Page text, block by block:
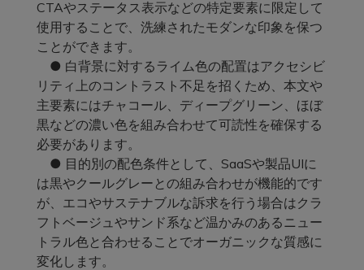
CTAやステータス表示などの特定要素に限定して
使用することで、洗練されたモダンな印象を保つ
ことができます。
● 白背景に対するライム色の配置はアクセシビ
リティ上のコントラスト不足を招くため、本文や
主要素にはチャコール、ディープグリーン、ほぼ
黒などの濃い色を組み合わせて可読性を確保する
必要があります。
● 目的別の配色条件として、SaaSや製品UIに
は黒やクールグレーとの組み合わせが機能的です
が、エコやサステナブルな訴求を行う場合はクラ
フトベージュやサンド系など温かみのあるニュー
トラル色と合わせることでオーガニックな質感に
変化します。